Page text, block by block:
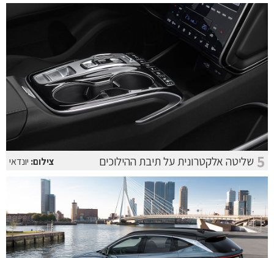
5 שליטה אלקטרונית על תיבת ההילוכים צילום: יונדאי